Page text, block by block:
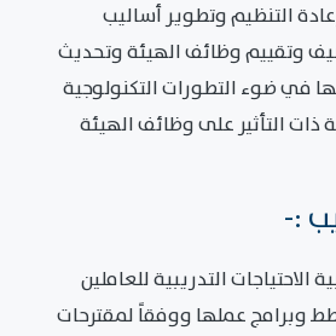
التنظيم وتطوير أساليب
وتقييم وظائف الهيئة وتحديث
في ضوء التطورات التكنولوجية
ذات التأثير على وظائف الهيئة
التدريبية للعاملين
وبرامج عملها ووفقاً لمقترحات